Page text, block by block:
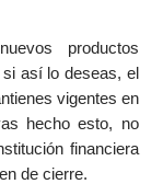
productos
así lo deseas, el
vigentes en
hecho esto, no
financiera
de cierre.